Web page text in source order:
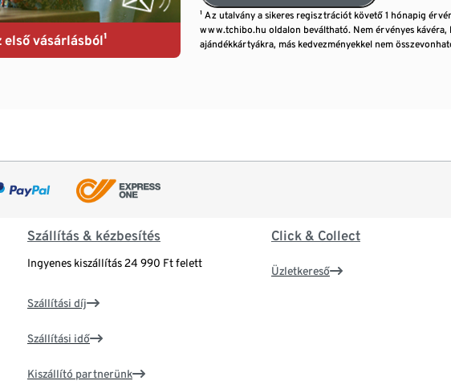
vásárlásból¹
¹ Az utalvány a sikeres regisztrációt követő 1 hónapig
www.tchibo.hu oldalon beváltható. Nem érvényes kávéra,
ajándékkártyákra, más kedvezményekkel nem
Szállítás & kézbesítés
Ingyenes kiszállítás 24 990 Ft felett
Szállítási díj
Szállítási idő
Kiszállító partnerünk
Click & Collect
Üzletkereső